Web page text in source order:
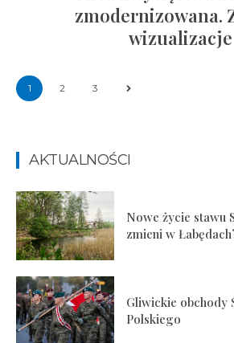
zmodernizowana.
wizualizacje
1 2 3
AKTUALNOŚCI
Nowe życie stawu
zmieni w
Gliwickie obchody
Polskiego